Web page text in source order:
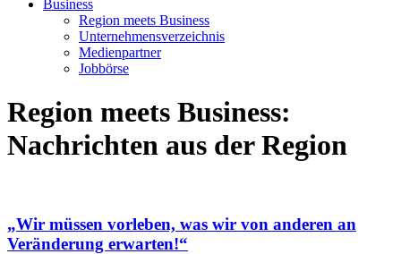
Business
Region meets Business
Unternehmensverzeichnis
Medienpartner
Jobbörse
Region meets Business:
Nachrichten aus der Region
„Wir müssen vorleben, was wir von anderen an
Veränderung erwarten!“